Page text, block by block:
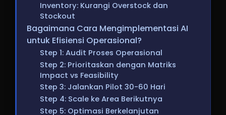
Inventory: Kurangi Overstock dan
Stockout
Bagaimana Cara Mengimplementasi AI
untuk Efisiensi Operasional?
Step 1: Audit Proses Operasional
Step 2: Prioritaskan dengan Matriks
Impact vs Feasibility
Step 3: Jalankan Pilot 30-60 Hari
Step 4: Scale ke Area Berikutnya
Step 5: Optimasi Berkelanjutan